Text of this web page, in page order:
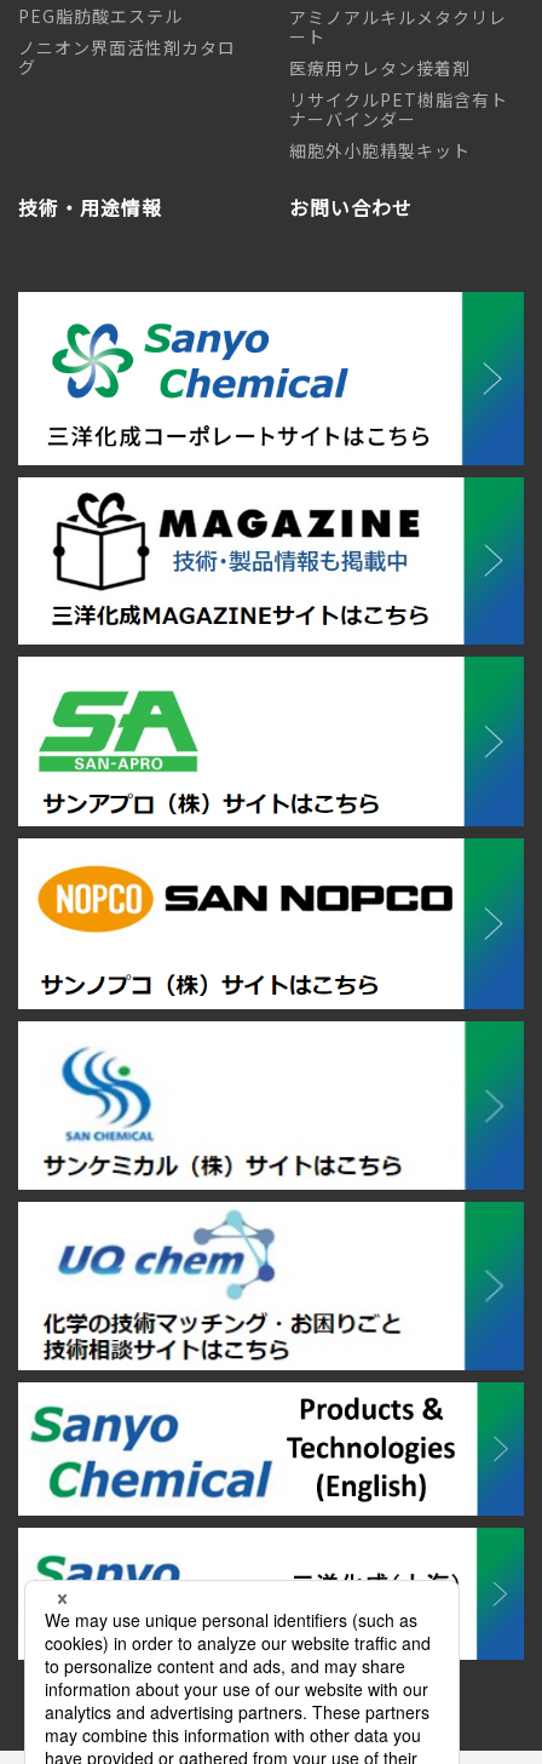
PEG脂肪酸エステル
ノニオン界面活性剤カタロ
グ
アミノアルキルメタクリレ
ート
医療用ウレタン接着剤
リサイクルPET樹脂含有ト
ナーバインダー
細胞外小胞精製キット
技術・用途情報 お問い合わせ